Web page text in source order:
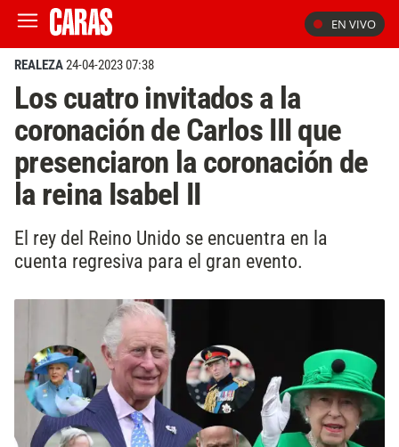
EN VIVO
REALEZA24-04-2023 07:38
Los cuatro invitados a la
coronación de Carlos III que
presenciaron la coronación de
la reina Isabel II
El rey del Reino Unido se encuentra en la
cuenta regresiva para el gran evento.